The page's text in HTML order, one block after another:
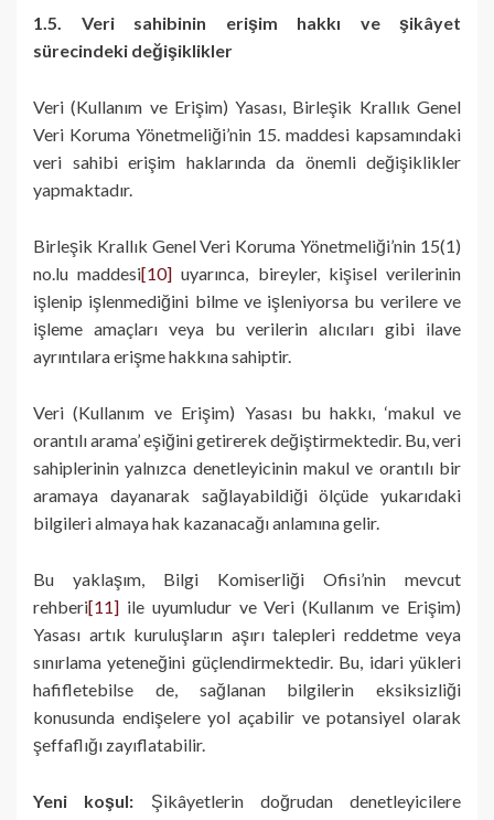
1.5. Veri sahibinin erişim hakkı ve şikâyet
sürecindeki değişiklikler
Veri (Kullanım ve Erişim) Yasası, Birleşik Krallık Genel
Veri Koruma Yönetmeliği’nin 15. maddesi kapsamındaki
veri sahibi erişim haklarında da önemli değişiklikler
yapmaktadır.
Birleşik Krallık Genel Veri Koruma Yönetmeliği’nin 15(1)
no.lu maddesi[10] uyarınca, bireyler, kişisel verilerinin
işlenip işlenmediğini bilme ve işleniyorsa bu verilere ve
işleme amaçları veya bu verilerin alıcıları gibi ilave
ayrıntılara erişme hakkına sahiptir.
Veri (Kullanım ve Erişim) Yasası bu hakkı, ‘makul ve
orantılı arama’ eşiğini getirerek değiştirmektedir. Bu, veri
sahiplerinin yalnızca denetleyicinin makul ve orantılı bir
aramaya dayanarak sağlayabildiği ölçüde yukarıdaki
bilgileri almaya hak kazanacağı anlamına gelir.
Bu yaklaşım, Bilgi Komiserliği Ofisi’nin mevcut
rehberi[11] ile uyumludur ve Veri (Kullanım ve Erişim)
Yasası artık kuruluşların aşırı talepleri reddetme veya
sınırlama yeteneğini güçlendirmektedir. Bu, idari yükleri
hafifletebilse de, sağlanan bilgilerin eksiksizliği
konusunda endişelere yol açabilir ve potansiyel olarak
şeffaflığı zayıflatabilir.
Yeni koşul: Şikâyetlerin doğrudan denetleyicilere